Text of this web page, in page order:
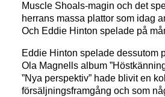
Muscle Shoals-magin och det
herrans massa plattor som idag
Och Eddie Hinton spelade på
Eddie Hinton spelade dessutom
Ola Magnells album
”Nya perspektiv” hade blivit en
försäljningsframgång och som